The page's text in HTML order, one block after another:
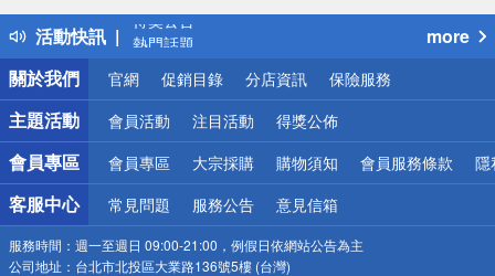
活動快訊
得獎公告
熱門話題
銀行優惠
偏遠地區配送
詐騙網頁！請小心！
more
關於我們
官網 促銷目錄 分店資訊 保險服務
主題活動 會員活動 注目活動 得獎公佈
會員專區 會員專區 大宗採購 購物須知 會員服務條款 隱
客服中心 常見問題 服務公告 意見信箱
服務時間： 週一至週日 09:00-21:00，例假日依網站公告為主
公司地址： 台北市北投區大業路136號5樓 (台灣)